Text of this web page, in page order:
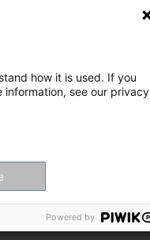
how it is used. If you
see our privacy
Powered by